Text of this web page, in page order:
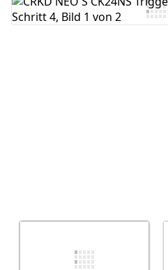
Kommentar hinzufügen